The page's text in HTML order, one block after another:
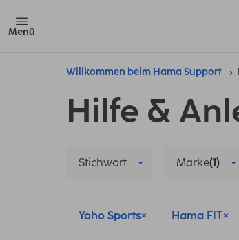
Menü
Willkommen beim Hama Support
Hilfe &
Stichwort Marke(1)
Yoho Sports Hama FIT